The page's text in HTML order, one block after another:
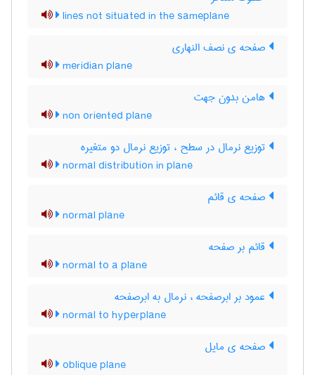
lines not situated in the sameplane
صفحه ی نصف النهاری
meridian plane
هامن بدون جهت
non oriented plane
توزیع نرمال در سطح ، توزیع نرمال دو متغیره
normal distribution in plane
صفحه ی قائم
normal plane
قائم بر صفحه
normal to a plane
عمود بر ابرصفحه ، نرمال به ابرصفحه
normal to hyperplane
صفحه ی مایل
oblique plane